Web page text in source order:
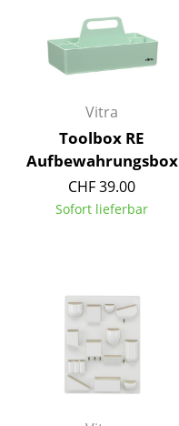
Bürodrehstühle
Konferenzstühle
Bürosessel
Einzelteile
... alle Sitzmöbel
Beistelltische
Couchtische
Schreibtische
Vitra
Toolbox RE
Aufbewahrungsbox
CHF 39.00
Sofort lieferbar